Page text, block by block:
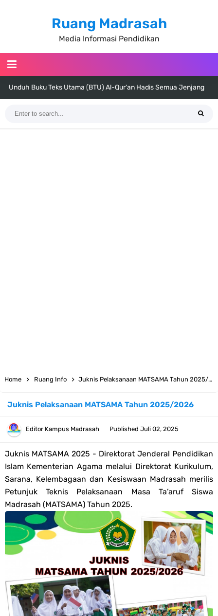
Ruang Madrasah
Media Informasi Pendidikan
Unduh Buku Teks Utama (BTU) Al-Qur'an Hadis Semua Jenjang
Pendaftaran Akun Google Workspace bagi GTK Madrasah
Panduan GOOGLE WORKSPACE (GWS) Untuk Guru Madrasah
Bank Soal ASAT/PAT Kelas 5 SD/MI Kurikulum Merdeka Tahun 2026
Bank Soal PAT Kelas 6 SD/MI Semester 2 Kurikulum Merdeka Tahun
2026
Kisi-kisi Soal US/UM Jenjang SD/MI Tahun 2026 Lengkap
Home Ruang Info Juknis Pelaksanaan MATSAMA Tahun 2025/2026
Juknis Pelaksanaan MATSAMA Tahun 2025/2026
Editor Kampus Madrasah Published Juli 02, 2025
Juknis MATSAMA 2025 - Direktorat Jenderal Pendidikan
Islam Kementerian Agama melalui Direktorat Kurikulum,
Sarana, Kelembagaan dan Kesiswaan Madrasah merilis
Petunjuk Teknis Pelaksanaan Masa Ta’aruf Siswa
Madrasah (MATSAMA) Tahun 2025.